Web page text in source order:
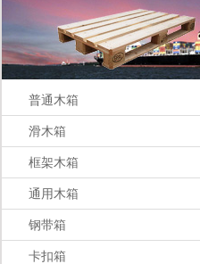
普通木箱
滑木箱
框架木箱
通用木箱
钢带箱
卡扣箱